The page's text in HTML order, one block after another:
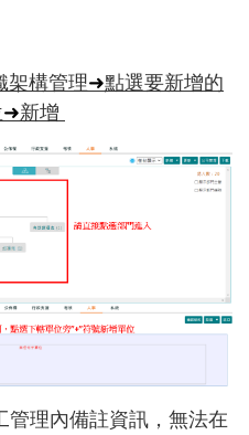
架構管理➜點選要新增的
➜新增
管理內備註資訊，無法在